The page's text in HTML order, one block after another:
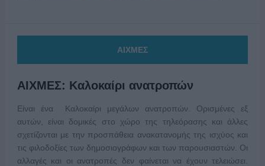
ΑΙΧΜΕΣ
ΑΙΧΜΕΣ: Καλοκαίρι ανατροπών
Είναι ένα Καλοκαίρι μεγάλων ανατροπών. Ορισμένες εξ
αυτών, είναι δομικές στο χώρο της τηλεόρασης και άλλες
σχετίζονται με την προσπάθεια ανακατανομής της ισχύος και
τις φιλοδοξίες των δημοσιογράφων και των παρουσιαστών. Οι
αλλαγές και οι ανατροπές δεν φαίνεται να έχουν τελειώσει.